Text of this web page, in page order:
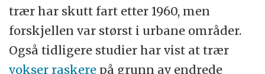
trær har skutt fart etter 1960, men
forskjellen var størst i urbane områder.
Også tidligere studier har vist at trær
vokser raskere på grunn av endrede